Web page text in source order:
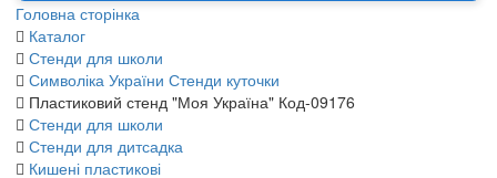
Головна сторінка
Каталог
Стенди для школи
Символіка України Стенди куточки
Пластиковий стенд "Моя Україна" Код-09176
Стенди для школи
Стенди для дитсадка
Кишені пластикові